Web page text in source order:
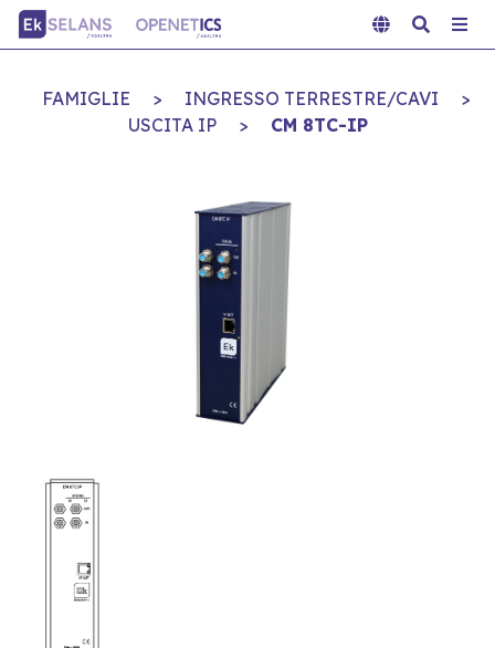
FAMIGLIE > INGRESSO TERRESTRE/CAVI
>
USCITA IP
> CM 8TC-IP